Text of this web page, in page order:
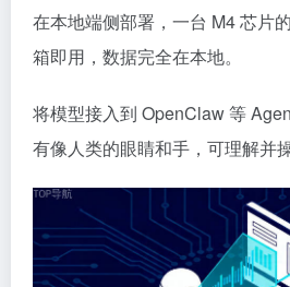
在本地端侧部署，一台 M4 芯片
箱即用，数据完全在本地。
将模型接入到 OpenClaw 等
有像人类的眼睛和手，可理解并